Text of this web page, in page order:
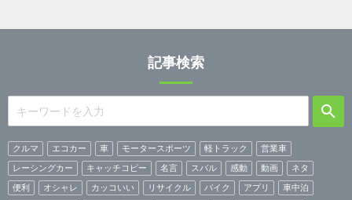
記事検索
クルマ エコカー 車 モータースポーツ 軽トラック
営業車
レーシングカー
キャッチコピー 名言 スバル 感動 動画
ネタ
便利
オシャレ カッコいい リサイクル バイク アプリ
車中泊